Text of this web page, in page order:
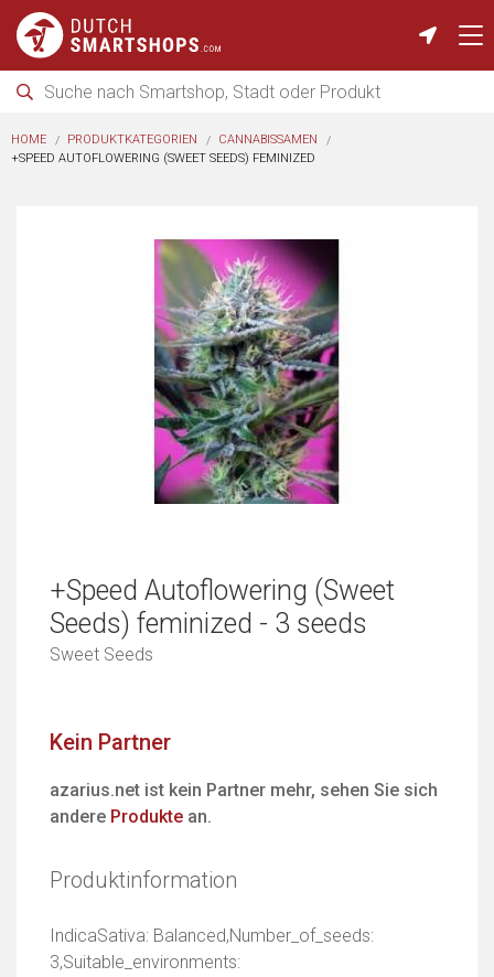
HOME PRODUKTKATEGORIEN
CANNABISSAMEN
+SPEED AUTOFLOWERING (SWEET SEEDS) FEMINIZED
+Speed Autoflowering (Sweet
Seeds) feminized - 3 seeds
Sweet Seeds
Kein Partner
azarius.net ist kein Partner mehr, sehen Sie sich
andere Produkte an.
Produktinformation
IndicaSativa: Balanced,Number_of_seeds:
3,Suitable_environments: